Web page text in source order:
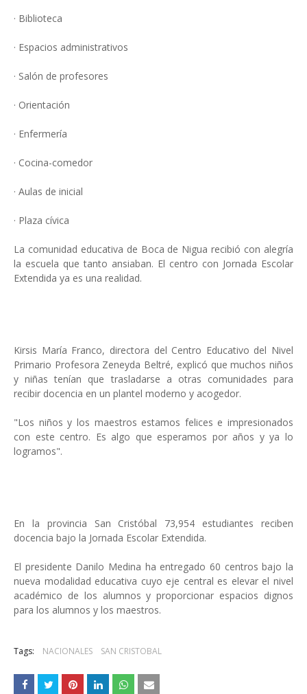
· Biblioteca
· Espacios administrativos
· Salón de profesores
· Orientación
· Enfermería
· Cocina-comedor
· Aulas de inicial
· Plaza cívica
La comunidad educativa de Boca de Nigua recibió con alegría
la escuela que tanto ansiaban. El centro con Jornada Escolar
Extendida ya es una realidad.
Kirsis María Franco, directora del Centro Educativo del Nivel
Primario Profesora Zeneyda Beltré, explicó que muchos niños
y niñas tenían que trasladarse a otras comunidades para
recibir docencia en un plantel moderno y acogedor.
"Los niños y los maestros estamos felices e impresionados
con este centro. Es algo que esperamos por años y ya lo
logramos".
En la provincia San Cristóbal 73,954 estudiantes reciben
docencia bajo la Jornada Escolar Extendida.
El presidente Danilo Medina ha entregado 60 centros bajo la
nueva modalidad educativa cuyo eje central es elevar el nivel
académico de los alumnos y proporcionar espacios dignos
para los alumnos y los maestros.
Tags: NACIONALES SAN CRISTOBAL